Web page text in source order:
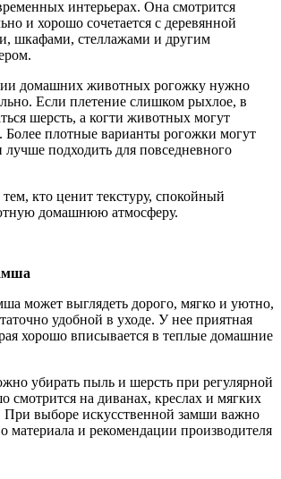
интерьерах. Она смотрится
и хорошо сочетается с деревянной
шкафами, стеллажами и другим
домашних животных рогожку нужно
Если плетение слишком рыхлое, в
шерсть, а когти животных могут
Более плотные варианты рогожки могут
лучше подходить для повседневного
кто ценит текстуру, спокойный
домашнюю атмосферу.
может выглядеть дорого, мягко и уютно,
удобной в уходе. У нее приятная
хорошо вписывается в теплые домашние
убирать пыль и шерсть при регулярной
смотрится на диванах, креслах и мягких
При выборе искусственной замши важно
материала и рекомендации производителя